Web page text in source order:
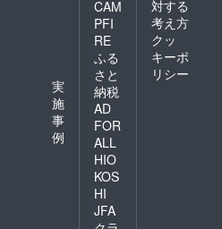
実
施
事
例
CAM
PFI
RE
ふる
さと
納税
AD
FOR
ALL
HIO
KOS
HI
JFA
対する
考え方
クッ
キーポ
リシー